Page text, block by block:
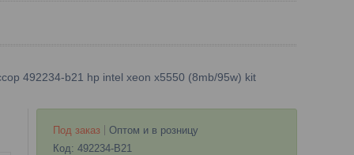
492234-b21 hp intel xeon x5550 (8mb/95w) kit
Под заказ
Оптом и в розницу
Код: 492234-B21